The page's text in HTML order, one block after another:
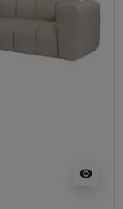
visibility